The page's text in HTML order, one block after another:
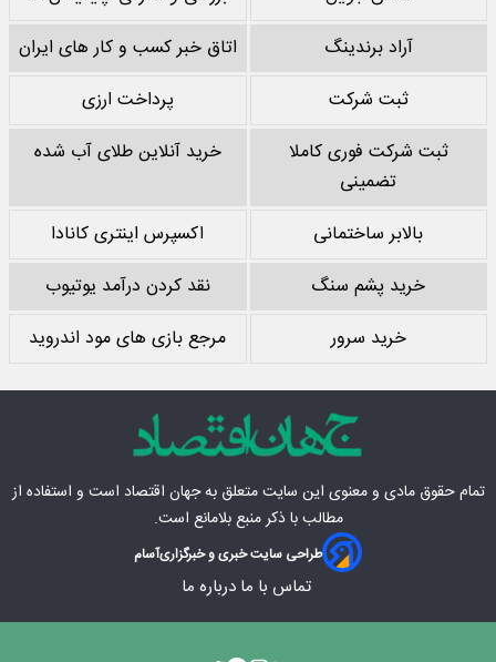
آراد برندینگ
اتاق خبر کسب و کار های ایران
ثبت شرکت
پرداخت ارزی
ثبت شرکت فوری کاملا
تضمینی
خرید آنلاین طلای آب شده
بالابر ساختمانی
اکسپرس اینتری کانادا
خرید پشم سنگ
نقد کردن درآمد یوتیوب
خرید سرور
مرجع بازی های مود اندروید
تمام حقوق مادی‌ و معنوی این سایت متعلق بهجهان اقتصاد است و استفاده از
مطالب با ذکر منبع بلامانع است.
طراحی سایت خبری و خبرگزاریآسام
تماس با ما درباره ما